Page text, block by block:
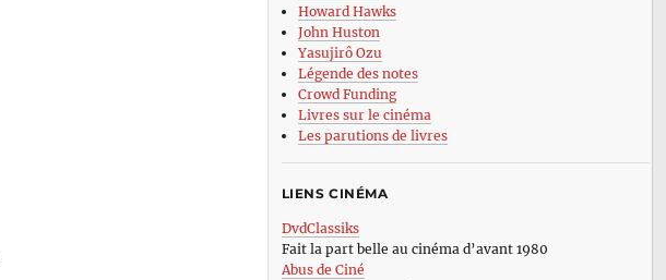
Howard Hawks
John Huston
Yasujirô Ozu
Légende des notes
Crowd Funding
Livres sur le cinéma
Les parutions de livres
LIENS CINÉMA
DvdClassiks
Fait la part belle au cinéma d’avant 1980
Abus de Ciné